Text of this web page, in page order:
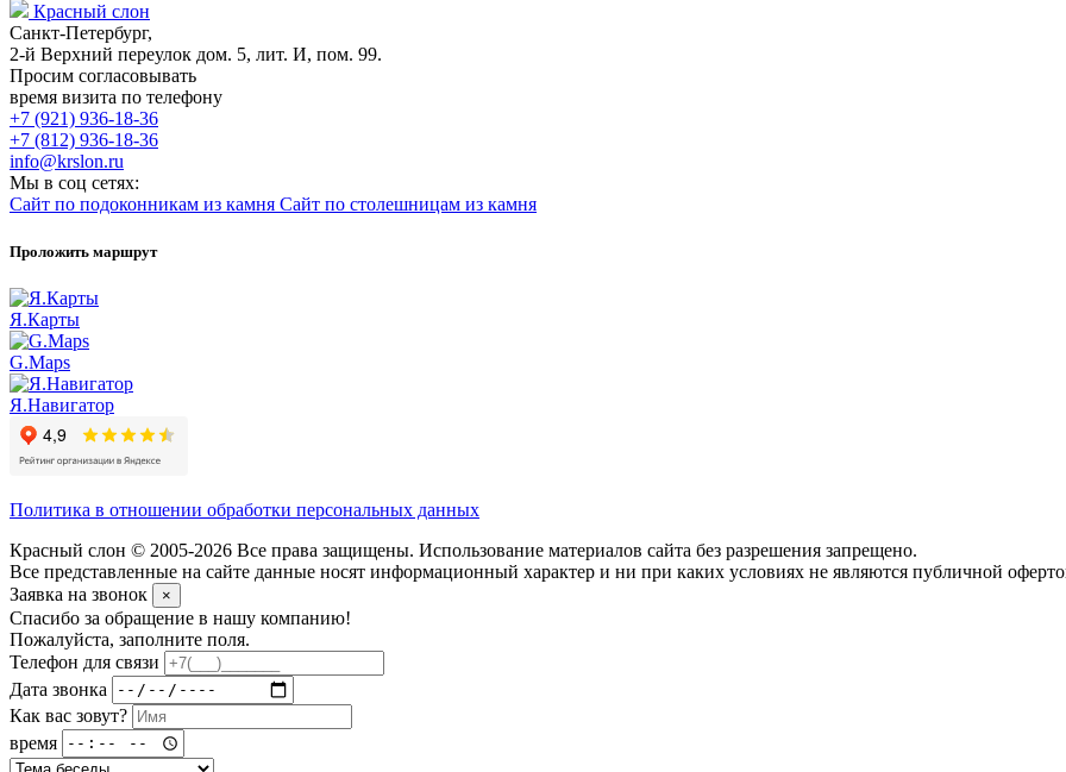
Красный слон
Санкт-Петербург,
2-й Верхний переулок дом. 5, лит. И, пом. 99.
Просим согласовывать
время визита по телефону
+7 (921) 936-18-36
+7 (812) 936-18-36
info@krslon.ru
Мы в соц сетях:
Сайт по подоконникам из камня Сайт по столешницам из камня
Проложить маршрут
Я.Карты
G.Maps
Я.Навигатор
Политика в отношении обработки персональных данных
Красный слон © 2005-2026 Все права защищены. Использование материалов сайта без разрешения запрещено.
Все представленные на сайте данные носят информационный характер и ни при каких условиях не являются публичной
Заявка на звонок
×
Спасибо за обращение в нашу компанию!
Пожалуйста, заполните поля.
Телефон для связи
Дата звонка
Как вас зовут?
время